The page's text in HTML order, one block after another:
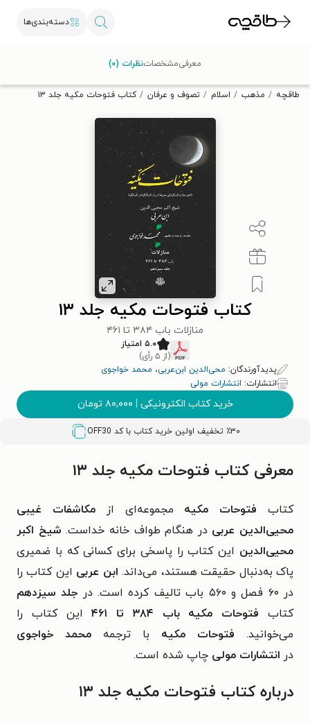
دسته‌بندی‌ها
تخفیف از طاقچه دریافت کن.
طاقچه مذهب اسلام تصوف و عرفان کتاب فتوحات مکیه جلد ۱۳
کتاب فتوحات مکیه جلد ۱۳
منازلات باب ۳۸۴ تا ۴۶۱
۵.۰ امتیاز
(از ۵ رأی)
پدیدآورندگان: محی‌الدین ابن‌عربی، محمد خواجوی
انتشارات: انتشارات مولی
خرید کتاب الکترونیکی | ۸۰,۰۰۰ تومان
٪۳۰ تخفیف اولین خرید کتاب با کد OFF30
معرفیمشخصاتنظرات (۰)
معرفی کتاب فتوحات مکیه جلد ۱۳
کتاب فتوحات مکیه مجموعه‌ای ازمکاشفات غیبی
محیی‌الدین عربی در هنگام طواف خانه خداست. شیخ اکبر
محیی‌الدین این کتاب را پاسخی برای کسانی ‌که با ضمیری
پاک به‌دنبال حقیقت هستند، می‌داند. ابن عربی این کتاب را
در ۶۰ فصل و ۵۶۰ باب تالیف کرده است. در
جلد سیزدهم
کتاب فتوحات مکیه باب ۳۸۴ تا ۴۶۱
این کتاب را
می‌خوانید. فتوحات مکیه با ترجمه محمد خواجوی
در انتشارات مولی چاپ شده است.
درباره کتاب فتوحات مکیه جلد ۱۳